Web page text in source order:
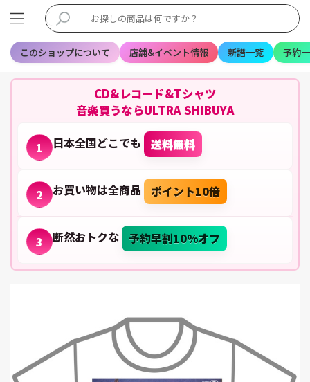
このショップについて 店舗&イベント情報 新譜一覧 予約
CD&レコード&Tシャツ
音楽買うならULTRA SHIBUYA
1 日本全国どこでも 送料無料
2 お買い物は全商品 ポイント10倍
3 断然おトクな 予約早割10%オフ